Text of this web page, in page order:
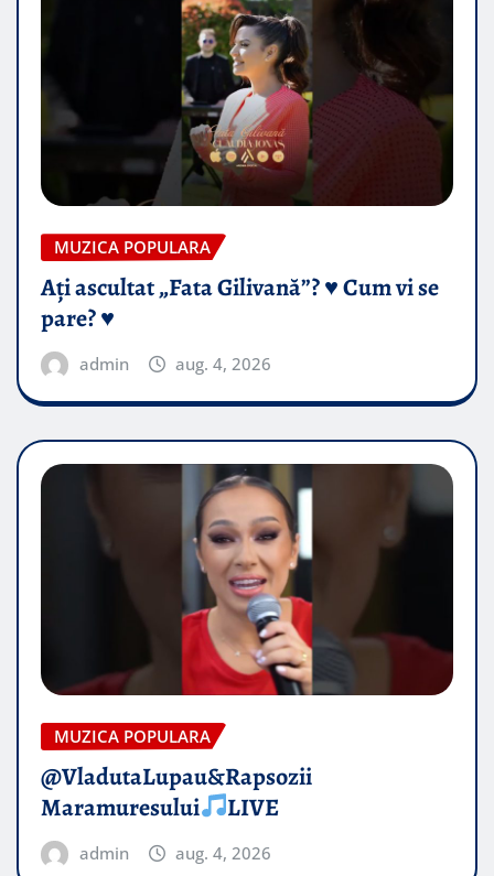
MUZICA POPULARA
Ați ascultat „Fata Gilivană”? ♥️ Cum vi se
pare? ♥️
admin aug. 4, 2026
MUZICA POPULARA
@VladutaLupau&Rapsozii
Maramuresului
LIVE
admin aug. 4, 2026